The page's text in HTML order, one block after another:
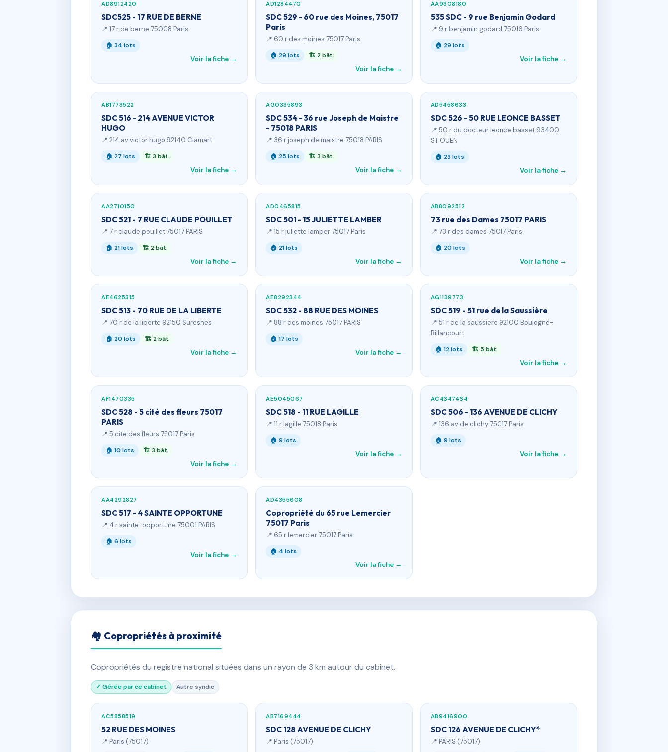
AD8912420
SDC525 - 17 RUE DE BERNE
📍 17 r de berne 75008 Paris
🏠 34 lots
Voir la fiche →
AD1284470
SDC 529 - 60 rue des Moines, 75017
Paris
📍 60 r des moines 75017 Paris
🏠 29 lots 🏗 2 bât.
Voir la fiche →
AA9308180
535 SDC - 9 rue Benjamin Godard
📍 9 r benjamin godard 75016 Paris
🏠 29 lots
Voir la fiche →
AB1773522
SDC 516 - 214 AVENUE VICTOR
HUGO
📍 214 av victor hugo 92140 Clamart
🏠 27 lots 🏗 3 bât.
Voir la fiche →
AG0335893
SDC 534 - 36 rue Joseph de Maistre
- 75018 PARIS
📍 36 r joseph de maistre 75018 PARIS
🏠 25 lots 🏗 3 bât.
Voir la fiche →
AD5458633
SDC 526 - 50 RUE LEONCE BASSET
📍 50 r du docteur leonce basset 93400
ST OUEN
🏠 23 lots
Voir la fiche →
AA2710150
SDC 521 - 7 RUE CLAUDE POUILLET
📍 7 r claude pouillet 75017 PARIS
🏠 21 lots 🏗 2 bât.
Voir la fiche →
AD0465815
SDC 501 - 15 JULIETTE LAMBER
📍 15 r juliette lamber 75017 Paris
🏠 21 lots
Voir la fiche →
AB8092512
73 rue des Dames 75017 PARIS
📍 73 r des dames 75017 Paris
🏠 20 lots
Voir la fiche →
AE4625315
SDC 513 - 70 RUE DE LA LIBERTE
📍 70 r de la liberte 92150 Suresnes
🏠 20 lots 🏗 2 bât.
Voir la fiche →
AE8292344
SDC 532 - 88 RUE DES MOINES
📍 88 r des moines 75017 PARIS
🏠 17 lots
Voir la fiche →
AG1139773
SDC 519 - 51 rue de la Saussière
📍 51 r de la saussiere 92100 Boulogne-
Billancourt
🏠 12 lots 🏗 5 bât.
Voir la fiche →
AF1470335
SDC 528 - 5 cité des fleurs 75017
PARIS
📍 5 cite des fleurs 75017 Paris
🏠 10 lots 🏗 3 bât.
Voir la fiche →
AE5045067
SDC 518 - 11 RUE LAGILLE
📍 11 r lagille 75018 Paris
🏠 9 lots
Voir la fiche →
AC4347464
SDC 506 - 136 AVENUE DE CLICHY
📍 136 av de clichy 75017 Paris
🏠 9 lots
Voir la fiche →
AA4292827
SDC 517 - 4 SAINTE OPPORTUNE
📍 4 r sainte-opportune 75001 PARIS
🏠 6 lots
Voir la fiche →
AD4355608
Copropriété du 65 rue Lemercier
75017 Paris
📍 65 r lemercier 75017 Paris
🏠 4 lots
Voir la fiche →
🏘 Copropriétés à proximité
Copropriétés du registre national situées dans un rayon de 3 km autour du cabinet.
✓ Gérée par ce cabinet Autre syndic
AC5858519
52 RUE DES MOINES
📍 Paris (75017)
AB7169444
SDC 128 AVENUE DE CLICHY
📍 Paris (75017)
AB9416900
SDC 126 AVENUE DE CLICHY*
📍 PARIS (75017)